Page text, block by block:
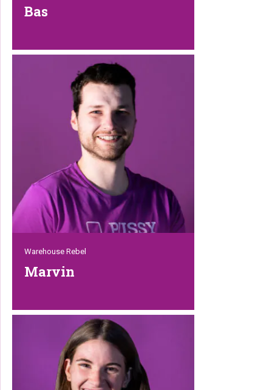
Bas
paarse magazijn. Hij is altijd in voor een
grapje, behalve als het gaat om orders
picken (wat hij heel serieus neemt). Hij is
ook dol op katten, soms kun je hem zelfs
in de verte horen miauwen. Dankzij zijn
ervaring komen alle pakketjes zeker
veilig op hun bestemming aan!
Warehouse Rebel
Marvin
naar ons magazijn, waarbij hij
beeldschermen en systemen heeft
ingeruild voor pallets, producten en
hands-on werk. Met zijn technische
achtergrond, scherp oog voor detail en
praktische instelling brengt hij een frisse